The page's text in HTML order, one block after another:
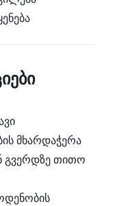
მხარდაჭერა
გვერდზე თითო